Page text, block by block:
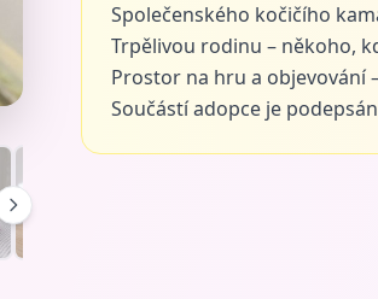
Společenského kočičího
Trpělivou rodinu – někoho,
Prostor na hru a objevování
Součástí adopce je